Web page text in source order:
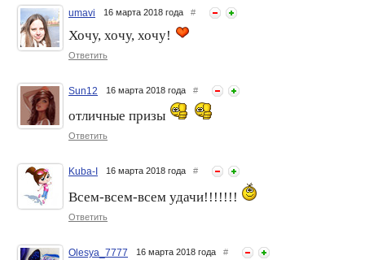
Флешмоб ФотоЧарм:
"Велиния"!
море, океан)!" - ПРИЗЫ от
"Велиния"
umavi 16 марта 2018 года #
Хочу, хочу, хочу!
Ответить
Sun12 16 марта 2018 года #
отличные призы
Ответить
Kuba-I 16 марта 2018 года #
Всем-всем-всем удачи!!!!!!!
Ответить
Olesya_7777 16 марта 2018 года #